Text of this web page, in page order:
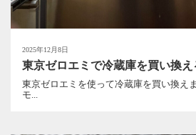
2025年12月8日
東京ゼロエミで冷蔵庫を買い換え
東京ゼロエミを使って冷蔵庫を買い換え
モ...